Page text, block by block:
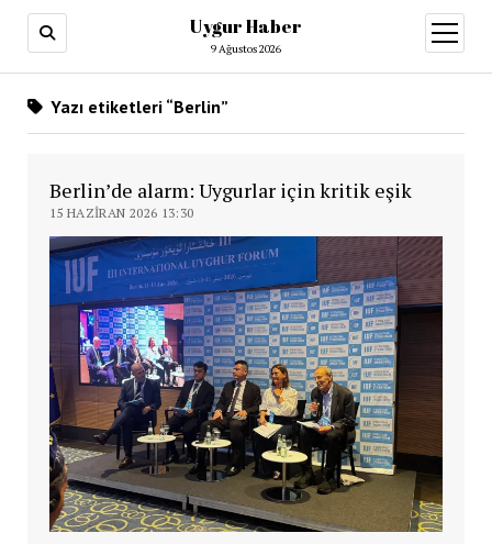
Uygur Haber
9 Ağustos 2026
aç
Yazı etiketleri “Berlin”
Berlin’de alarm: Uygurlar için kritik eşik
15 HAZIRAN 2026 13:30